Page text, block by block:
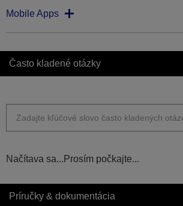
Mobile Apps
Často kladené otázky
Načítava sa...Prosím počkajte...
Príručky & dokumentácia